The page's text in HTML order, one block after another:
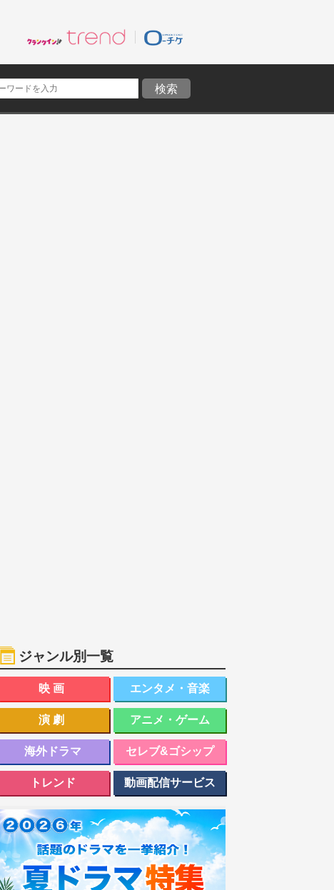
ジャンル別一覧
映画 エンタメ・音楽
演劇 アニメ・ゲーム
海外ドラマ セレブ&ゴシップ
トレンド 動画配信サービス